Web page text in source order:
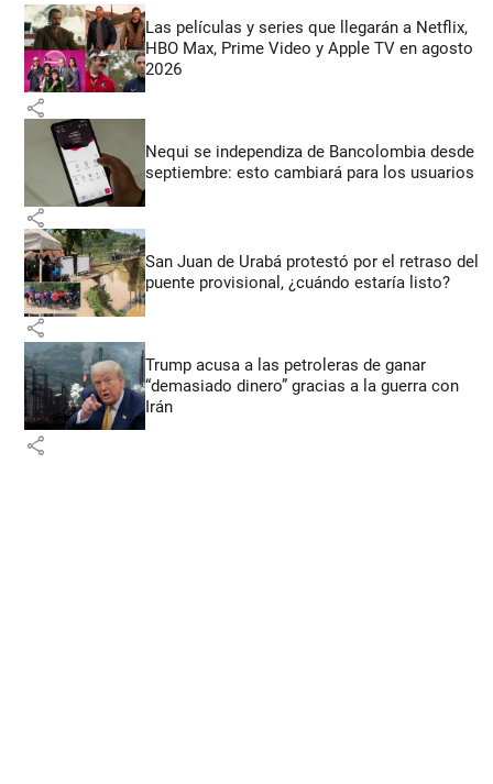
Las películas y series que llegarán a Netflix,
HBO Max, Prime Video y Apple TV en agosto
2026
share
Nequi se independiza de Bancolombia desde
septiembre: esto cambiará para los usuarios
share
San Juan de Urabá protestó por el retraso del
puente provisional, ¿cuándo estaría listo?
share
Trump acusa a las petroleras de ganar
“demasiado dinero” gracias a la guerra con
Irán
share